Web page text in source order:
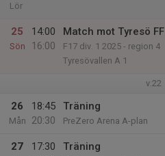
Lör
25
Sön
14:00
16:00
Match mot Tyresö FF
F17 div. 1 2025 - region 4
Tyresövallen A 1
v.22
26
Mån
18:45
20:30
Träning
PreZero Arena A-plan
27
17:30
Träning